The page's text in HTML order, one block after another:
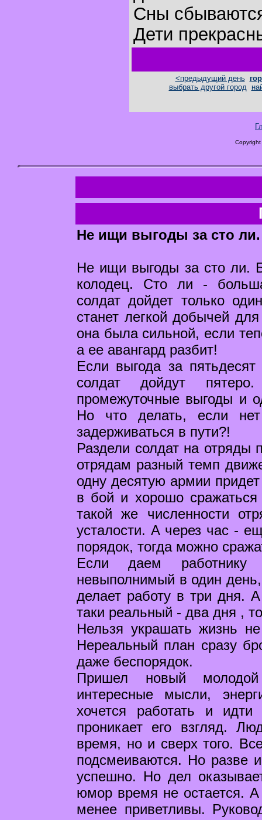
Сны
Дети
<предыдущий день
выбрать другой город
Не ищи выгоды за сто ли.
Не ищи выгоды за сто ли.
колодец. Сто ли -
солдат дойдет только
станет легкой добычей
она была сильной, если
а ее авангард разбит!
Если выгода за
солдат дойдут
промежуточные выгоды и
Но что делать, если
задерживаться в пути?!
Раздели солдат на отряды
отрядам разный темп
одну десятую армии
в бой и хорошо
такой же численности
усталости. А через час -
порядок, тогда можно
Если даем
невыполнимый в один день,
делает работу в три дня.
таки реальный - два дня ,
Нельзя украшать жизнь
Нереальный план сразу
даже беспорядок.
Пришел новый
интересные мысли,
хочется работать и
проникает его взгляд.
время, но и сверх того.
подсмеиваются. Но разве
успешно. Но дел
юмор время не остается. А
менее приветливы.